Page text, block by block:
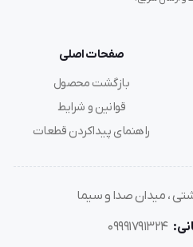
صفحات اصلی
بازگشت محصول
قوانین و شرایط
راهنمای پیداکردن قطعات
، میدان صدا و سیما
09991791324